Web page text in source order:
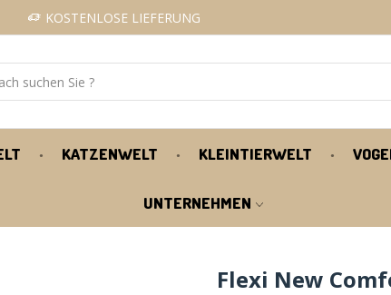
KOSTENLOSE LIEFERUNG
KATZENWELT KLEINTIERWELT
UNTERNEHMEN
Flexi New